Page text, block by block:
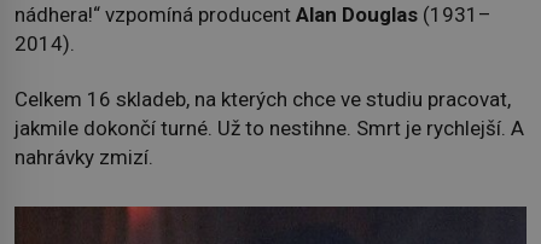
nádhera!“ vzpomíná producent Alan Douglas (1931–
2014).
Celkem 16 skladeb, na kterých chce ve studiu pracovat,
jakmile dokončí turné. Už to nestihne. Smrt je rychlejší. A
nahrávky zmizí.